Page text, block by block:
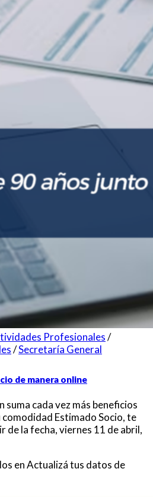
Profesionales/
/Secretaría General
de manera online
suma cada vez más beneficios
Estimado Socio, te
de la fecha, viernes 11 de abril,
en Actualizá tus datos de